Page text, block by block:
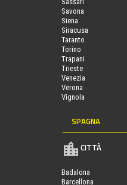
Savona
Siena
Siracusa
Taranto
Torino
Trapani
Trieste
Venezia
Verona
Vignola
SPAGNA
CITTÀ
Badalona
Barcellona